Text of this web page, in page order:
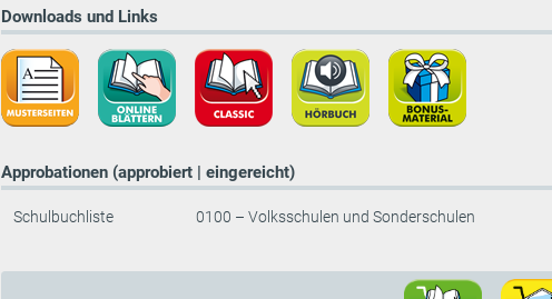
Downloads und Links
Approbationen (approbiert | eingereicht)
Schulbuchliste 0100 – Volksschulen und Sonderschulen